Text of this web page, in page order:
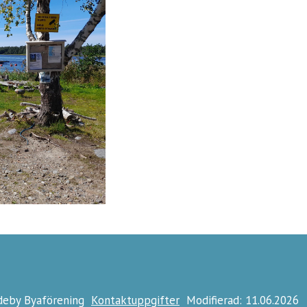
Byaförening Kontaktuppgifter Modifierad: 11.06.2026